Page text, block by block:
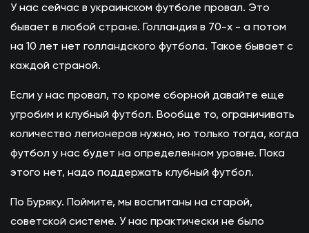
У нас сейчас в украинском футболе провал. Это
бывает в любой стране. Голландия в 70-х - а потом
на 10 лет нет голландского футбола. Такое бывает с
каждой страной.
Если у нас провал, то кроме сборной давайте еще
угробим и клубный футбол. Вообще то, ограничивать
количество легионеров нужно, но только тогда, когда
футбол у нас будет на определенном уровне. Пока
этого нет, надо поддержать клубный футбол.
По Буряку. Поймите, мы воспитаны на старой,
советской системе. У нас практически не было